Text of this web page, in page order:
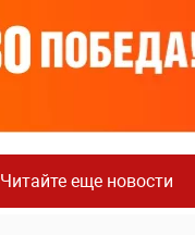
Читайте еще новости